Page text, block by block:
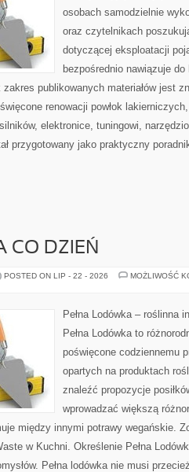
osobach samodzielnie
oraz czytelnikach
dotyczącej eksploatacji
bezpośrednio nawiązuje
publikowanych materiałów jest
renowacji powłok
elektronice, tuningowi,
przygotowany jako praktyczny
CO DZIEŃ
POSTED ON LIP - 22 - 2026
MOŻLIWOŚĆ
Pełna Lodówka – roślinna
Pełna Lodówka to
poświęcone codziennemu
opartych na produktach
znaleźć propozycje
wprowadzać większą
między innymi potrawy wegańskie.
w Kuchni. Określenie Pełna
Pełna lodówka nie musi